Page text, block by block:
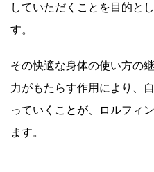
していただくことを目的と
す。
その快適な身体の使い方の
力がもたらす作用により、
っていくことが、ロルフィ
ます。